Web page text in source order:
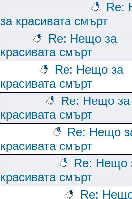
Re:
за красивата смърт
Re: Нещо за
красивата смърт
Re: Нещо за
красивата смърт
Re: Нещо за
красивата смърт
Re: Нещо
красивата смърт
Re: Нещо
красивата смърт
Re: